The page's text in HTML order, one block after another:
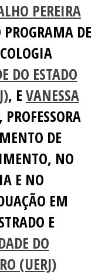
PEREIRA
DE
DO ESTADO
, E VANESSA
, PROFESSORA
DE
NO
E NO
EM
E
DO
(UERJ)